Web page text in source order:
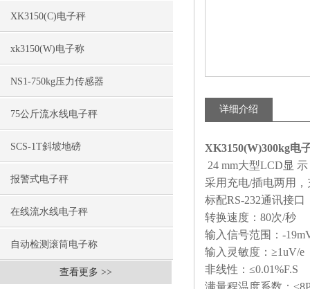
XK3150(C)电子秤
xk3150(W)电子称
NS1-750kg压力传感器
75公斤流水线电子秤
SCS-1T斜坡地磅
报警式电子秤
在线流水线电子秤
自动检测滚筒电子称
查看更多 >>
详细介绍
XK3150(W)300kg电
24 mm大型LCD显
采用充电/插电两用
标配RS-232通讯接口
转换速度： 80次/秒
输入信号范围： -
输入灵敏度：≥1uV/e
非线性：≤0.01%F.S
满量程温度系数：≤